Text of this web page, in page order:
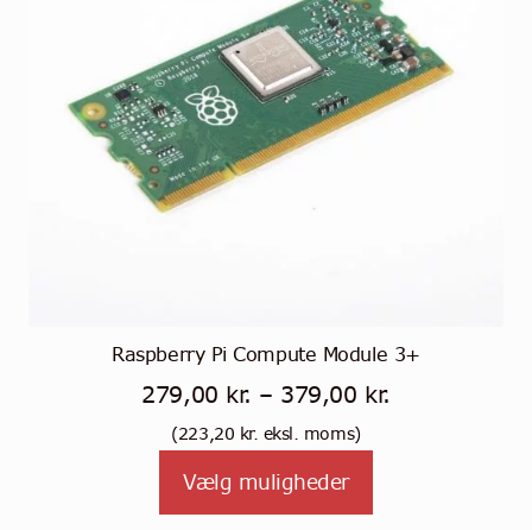
Raspberry Pi Compute Module 3+
279,00 kr. – 379,00 kr.
(223,20 kr. eksl. moms)
Vælg muligheder